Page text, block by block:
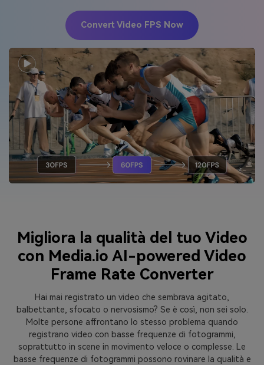
Convert Video FPS Now
Migliora la qualità del tuo Video
con Media.io AI-powered Video
Frame Rate Converter
Hai mai registrato un video che sembrava agitato,
balbettante, sfocato o nervosismo? Se è così, non sei solo.
Molte persone affrontano lo stesso problema quando
registrano video con basse frequenze di fotogrammi,
soprattutto in scene in movimento veloce o complesse. Le
basse frequenze di fotogrammi possono rovinare la qualità e